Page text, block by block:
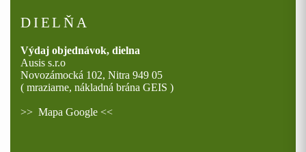
DIELŇA
Výdaj objednávok, dielna
Ausis s.r.o
Novozámocká 102, Nitra 949 05
( mraziarne, nákladná brána GEIS )
>> Mapa Google <<